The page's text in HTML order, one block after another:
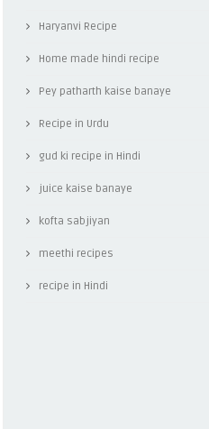
Haryanvi Recipe
Home made hindi recipe
Pey patharth kaise banaye
Recipe in Urdu
gud ki recipe in Hindi
juice kaise banaye
kofta sabjiyan
meethi recipes
recipe in Hindi